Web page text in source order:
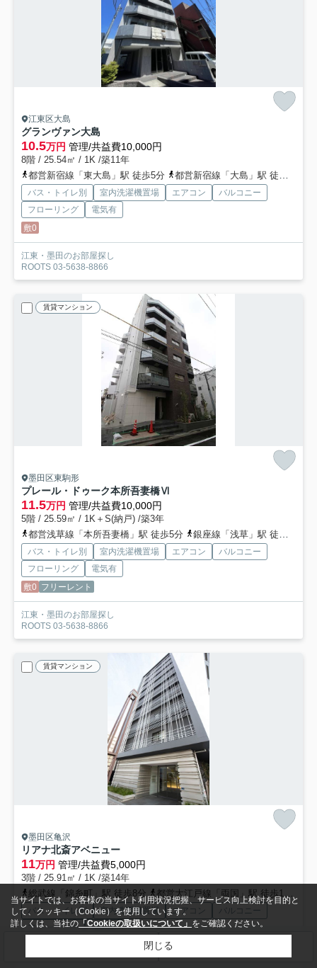
江東区大島
グランヴァン大島
10.5万円 管理/共益費10,000円
8階 / 25.54㎡ / 1K /築11年
都営新宿線「東大島」駅 徒歩5分
都営新宿線「大島」駅 徒歩7分
バス・トイレ別 室内洗濯機置場 エアコン
バルコニー
フローリング
電気有
敷0
江東・墨田のお部屋探し
ROOTS 03-5638-8866
賃貸マンション
墨田区東駒形
プレール・ドゥーク本所吾妻橋Ⅵ
11.5万円 管理/共益費10,000円
5階 / 25.59㎡ / 1K＋S(納戸) /築3年
都営浅草線「本所吾妻橋」駅 徒歩5分
銀座線「浅草」駅 徒歩7分
バス・トイレ別 室内洗濯機置場 エアコン
バルコニー
フローリング
電気有
敷0 フリーレント
江東・墨田のお部屋探し
ROOTS 03-5638-8866
賃貸マンション
墨田区亀沢
リアナ北斎アベニュー
11万円 管理/共益費5,000円
3階 / 25.91㎡ / 1K /築14年
総武線「錦糸町」駅 徒歩8分
都営大江戸線「両国」駅 徒歩12分
バス・トイレ別 室内洗濯機置場 エアコン
バルコニー
フローリング
電気有
当サイトでは、お客様の当サイト利用状況把握、サービス向上検討を目的と
して、クッキー（Cookie）を使用しています。
詳しくは、当社の 「Cookieの取扱いについて」 をご確認ください。
閉じる